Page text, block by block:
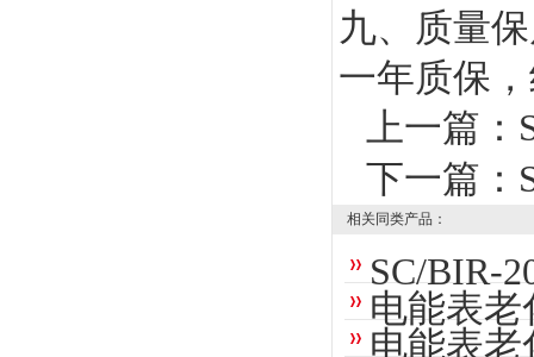
九、质量
一年质保
上一篇：
下一篇：
相关同类产品：
SC/BIR-
电能表老
电能表老